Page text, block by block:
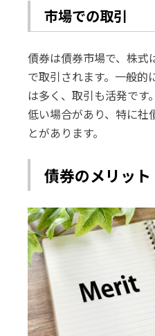
市場での取引
債券は債券市場で、株式
で取引されます。一般的
は多く、取引も活発です
低い場合があり、特に社
とがあります。
債券のメリッ